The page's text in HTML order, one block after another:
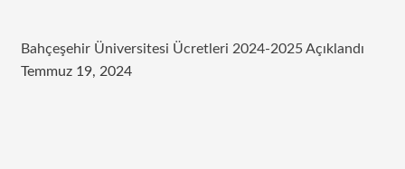
Bahçeşehir Üniversitesi Ücretleri 2024-2025 Açıklandı
Temmuz 19, 2024